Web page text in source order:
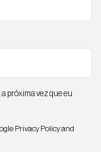
próxima vez que eu
Privacy Policyand